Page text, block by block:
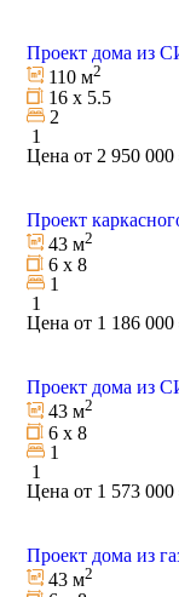
Проект дома из
110 м2
16 х 5.5
2
1
Цена от 2 950 000
Проект
43 м2
6 х 8
1
1
Цена от 1 186 000
Проект дома из
43 м2
6 х 8
1
1
Цена от 1 573 000
Проект дома из
43 м2